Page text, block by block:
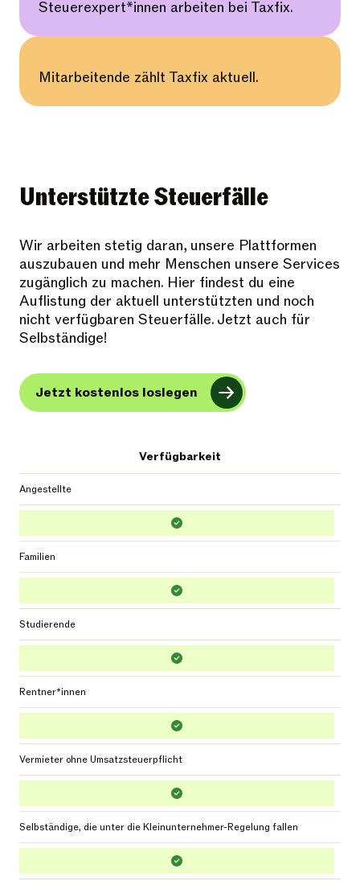
Steuerexpert*innen arbeiten bei Taxfix.
Mitarbeitende zählt Taxfix aktuell.
Verfügbarkeit
Angestellte
Familien
Studierende
Rentner*innen
Vermieter ohne Umsatzsteuerpflicht
Selbständige, die unter die Kleinunternehmer-Regelung fallen
Unterstützte Steuerfälle
Wir arbeiten stetig daran, unsere Plattformen
auszubauen und mehr Menschen unsere Services
zugänglich zu machen. Hier findest du eine
Auflistung der aktuell unterstützten und noch
nicht verfügbaren Steuerfälle. Jetzt auch für
Selbständige!
Jetzt kostenlos loslegen